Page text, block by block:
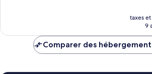
taxes
9
Comparer des